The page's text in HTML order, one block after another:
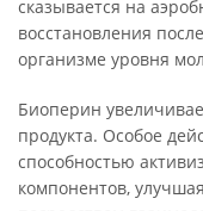
сказывается на
восстановления
организме уровня
Биоперин
продукта. Особое
способностью
компонентов,